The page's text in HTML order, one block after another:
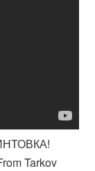
Tarkov